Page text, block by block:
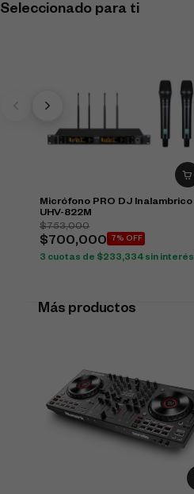
Seleccionado para ti
Micrófono PRO DJ Inalambrico
UHV-822M
$753,000
$ 700,000 7% OFF
3 cuotas de $233,334sin interés
Más productos